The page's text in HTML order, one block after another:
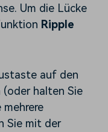
Um die Lücke
Ripple
auf den
(oder halten Sie
Sie mit der